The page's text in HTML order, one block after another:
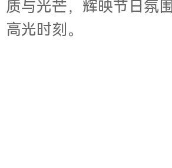
质与光芒，辉映节日氛
高光时刻。